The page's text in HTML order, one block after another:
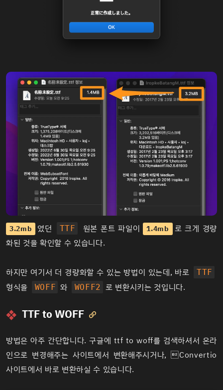
3.2mb 였던 TTF 원본 폰트 파일이 1.4mb
로 크게 경량
화된 것을 확인할 수 있습니다.
하지만 여기서 더 경량화할 수 있는 방법이 있는데, 바로 TTF
형식을 WOFF 와 WOFF2 로 변환시키는 것입니다.
TTF to WOFF 
방법은 아주 간단합니다. 구글에 ttf to woff를 검색하셔서 온라
인으로 변경해주는 사이트에서 변환해주시거나, Convertio
사이트에서 바로 변환하실 수 있습니다.